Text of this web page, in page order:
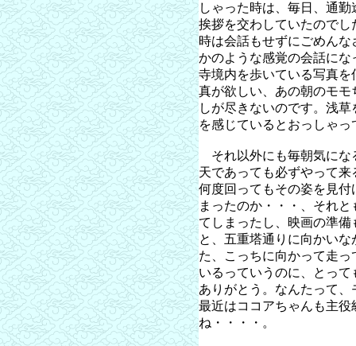
しゃった時は、毎日、通
挨拶を交わしていたので
時は会話もせずにごめん
かのような感覚の会話に
寺境内を歩いている写真
真が欲しい、あの朝のモ
しが尽きないのです。浅
を感じているとおっしゃっ
それ以外にも毎朝気にな
天であっても必ずやって
何度回ってもその姿を見
まったのか・・・、それ
てしまったし、映画の準
と、五重塔通りに向かい
た、こっちに向かって走
いるっていうのに、とっ
ありがとう。なんたって
最近はココアちゃんも主
ね・・・・。